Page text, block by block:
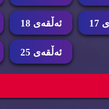
ئه‌ڵقه‌ی 18
ئه‌ڵقه‌ی 25
و گوڵ ئه‌ڵقه‌ی 27